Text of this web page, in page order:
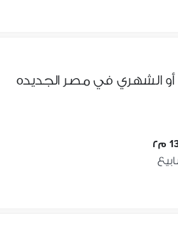
أو الشهري في مصر الجديده
م٢